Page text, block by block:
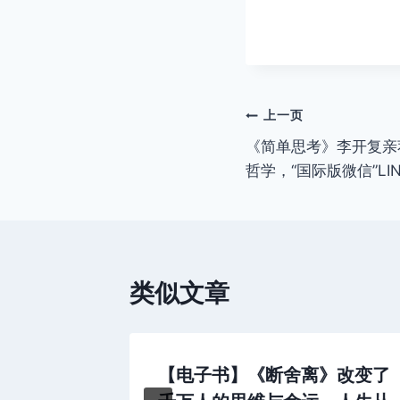
文
章
上一页
《简单思考》李开复
哲学，“国际版微信
类似文章
【电子书】《断舍离》改变了